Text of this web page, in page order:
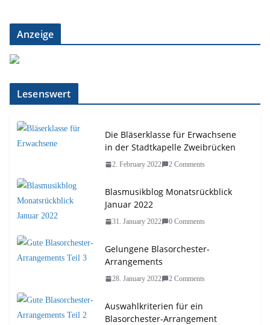
Anzeige
Lesenswert
Die Bläserklasse für Erwachsene
in der Stadtkapelle Zweibrücken
2. February 2022 2 Comments
Blasmusikblog Monatsrückblick
Januar 2022
31. January 2022 0 Comments
Gelungene Blasorchester-
Arrangements
28. January 2022 2 Comments
Auswahlkriterien für ein
Blasorchester-Arrangement